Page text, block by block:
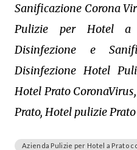
Sanificazione Corona
Pulizie per Hotel a
Disinfezione e
Disinfezione Hotel
Hotel Prato
Prato, Hotel pulizie Prato
Azienda Pulizie per Hotel a Prato